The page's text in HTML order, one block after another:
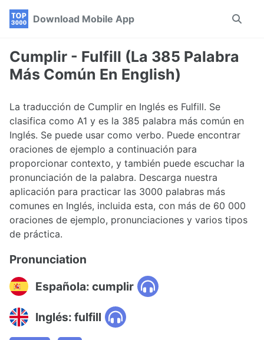
Skip
navigation
Skip
Skip
Download Mobile App
Toggle
Cumplir - Fulfill (La 385 Palabra
Más Común En English)
La traducción de Cumplir en Inglés es Fulfill. Se
clasifica como A1 y es la 385 palabra más común en
Inglés. Se puede usar como verbo. Puede encontrar
oraciones de ejemplo a continuación para
proporcionar contexto, y también puede escuchar la
pronunciación de la palabra. Descarga nuestra
aplicación para practicar las 3000 palabras más
comunes en Inglés, incluida esta, con más de 60 000
oraciones de ejemplo, pronunciaciones y varios tipos
de práctica.
Pronunciation
Española: cumplir
Inglés: fulfill